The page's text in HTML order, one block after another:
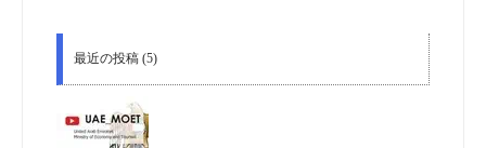
最近の投稿 (5)